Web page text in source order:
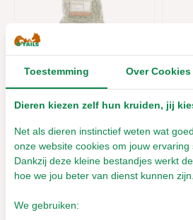
Proefzakje Tijssen
gram
Leverbaar met 1- 2 werkdagen
Incl. btw
Hay
Incl.
Toestemming Over Cookies
Dieren kiezen zelf hun kruiden, jij
Net als dieren instinctief weten wat
onze website cookies om jouw ervaring
Dankzij deze kleine bestandjes werkt
hoe we jou beter van dienst kunnen zijn.
We gebruiken: